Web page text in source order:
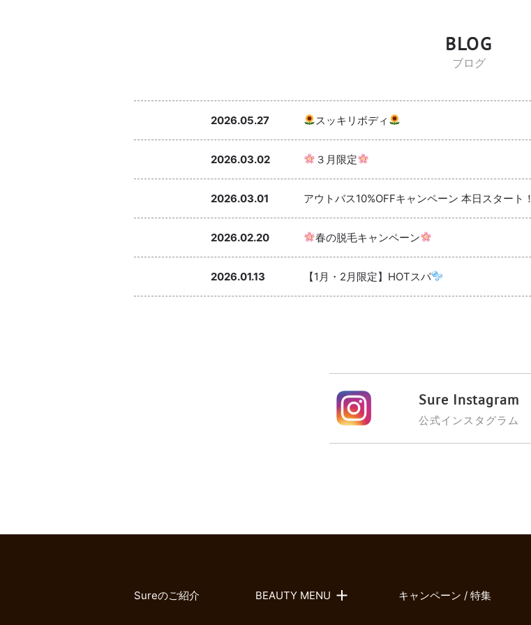
BLOG
ブログ
2026.05.27 スッキリボディ
2026.03.02 ３月限定
2026.03.01 アウトバス10%OFFキャンペーン 本日スタート！
2026.02.20 春の脱毛キャンペーン
2026.01.13 【1月・2月限定】HOTスパ
Sure Instagram
公式インスタグラム
Sureのご紹介 BEAUTY MENU キャンペーン / 特集